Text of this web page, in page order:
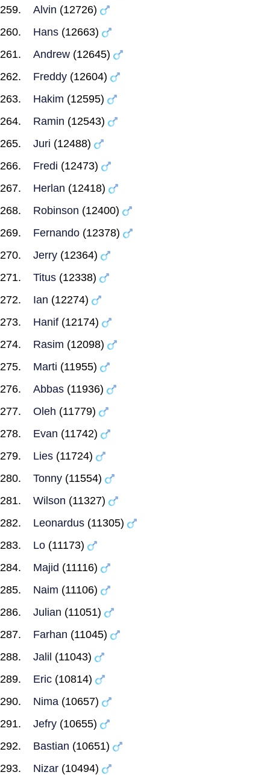
Alvin (12726)
Hans (12663)
Andrew (12645)
Freddy (12604)
Hakim (12595)
Ramin (12543)
Juri (12488)
Fredi (12473)
Herlan (12418)
Robinson (12400)
Fernando (12378)
Jerry (12364)
Titus (12338)
Ian (12274)
Hanif (12174)
Rasim (12098)
Marti (11955)
Abbas (11936)
Oleh (11779)
Evan (11742)
Lies (11724)
Tonny (11554)
Wilson (11327)
Leonardus (11305)
Lo (11173)
Majid (11116)
Naim (11106)
Julian (11051)
Farhan (11045)
Jalil (11043)
Eric (10814)
Nima (10657)
Jefry (10655)
Bastian (10651)
Nizar (10494)